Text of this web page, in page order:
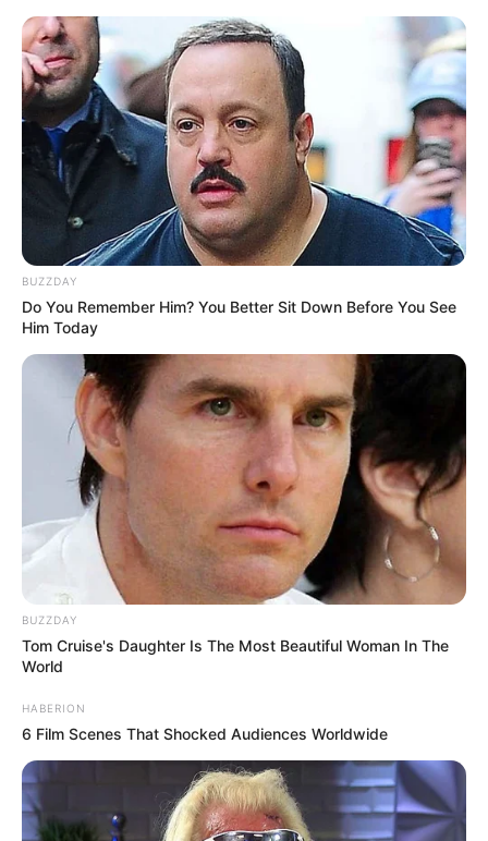
BUZZDAY
Do You Remember Him? You Better Sit Down Before You See
Him Today
BUZZDAY
Tom Cruise's Daughter Is The Most Beautiful Woman In The
World
HABERION
6 Film Scenes That Shocked Audiences Worldwide